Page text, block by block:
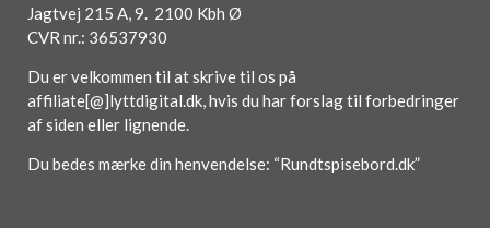
Jagtvej 215 A, 9. 2100 Kbh Ø
CVR nr.: 36537930
Du er velkommen til at skrive til os på
affiliate[@]lyttdigital.dk, hvis du har forslag til forbedringer
af siden eller lignende.
Du bedes mærke din henvendelse: “Rundtspisebord.dk”